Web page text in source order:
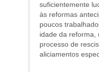
suficientemente
às reformas
poucos
idade da reforma,
processo de
aliciamentos